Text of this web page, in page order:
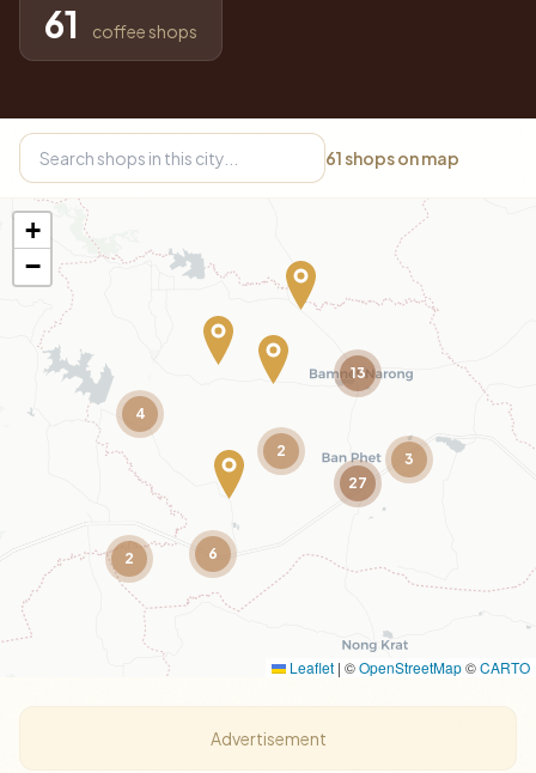
61 coffee shops
61 shops on map
4
2 6
13
2
3
27
+
−
Leaflet | ©OpenStreetMap©CARTO
Advertisement